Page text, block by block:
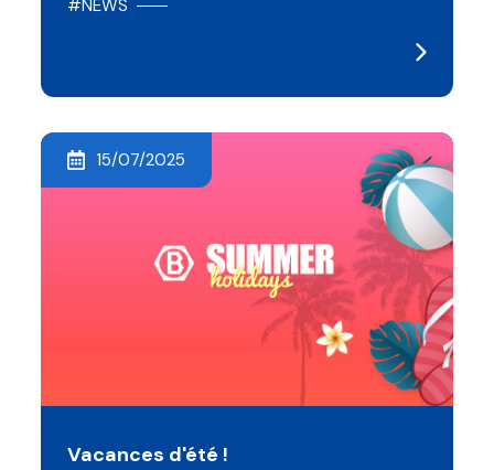
#NEWS
15/07/2025
Vacances d'été !